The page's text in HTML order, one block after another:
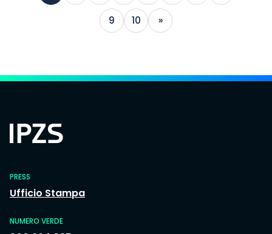
9 10 »
PRESS
Ufficio Stampa
NUMERO VERDE